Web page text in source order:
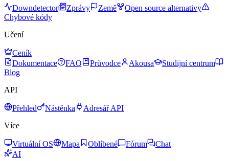
Downdetector Zprávy Země
Open source alternativy
Chybové kódy
Učení
Ceník
Dokumentace
FAQ Průvodce Akousa
Studijní centrum
Blog
API
Přehled Nástěnka
Adresář API
Více
Virtuální OS Mapa Oblíbené Fórum
Chat
AI